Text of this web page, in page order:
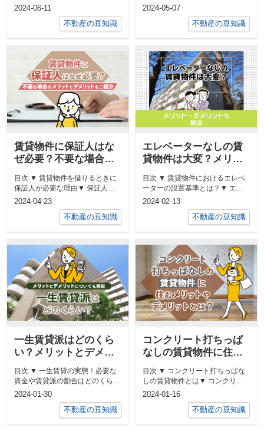
人暮らしをするメリット▼ 実家
2024-06-11
不動産の豆知識
30分の賃貸物件にもメリットは
2024-05-07
不動産の豆知識
賃貸物件に保証人はな
ぜ必要？不要な場合の
をご紹介
目次 ▼ 賃貸物件を借りるときに
保証人が必要な理由▼ 保証人不
要で借りられる賃貸物件のメリッ
2024-04-23
不動産の豆知識
エレベーターなしの賃
貸物件は大変？メリッ
介！
目次 ▼ 賃貸物件におけるエレベ
ーターの設置基準とは？▼ エレ
ベーターなしの賃貸物件のメリッ
2024-02-13
不動産の豆知識
一生賃貸派はどのくら
い？メリットとデメリ
目次 ▼ 一生賃貸の実態！必要な
資金や賃貸派の割合はどのくら
い？▼ 一生賃貸のメリットと
2024-01-30
不動産の豆知識
コンクリート打ちっぱ
なしの賃貸物件に住む
とは？
目次 ▼ コンクリート打ちっぱな
しの賃貸物件とは▼ コンクリー
ト打ちっぱなしの賃貸物件に住む
2024-01-16
不動産の豆知識